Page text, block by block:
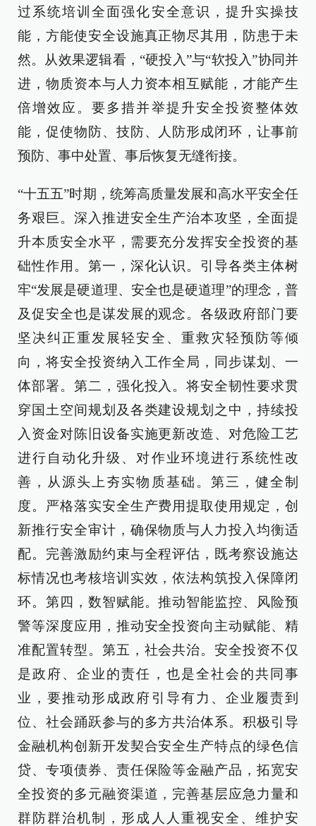
过系统培训全面强化安全意识，提升实操技
能，方能使安全设施真正物尽其用，防患于未
然。从效果逻辑看，“硬投入”与“软投入”协同并
进，物质资本与人力资本相互赋能，才能产生
倍增效应。要多措并举提升安全投资整体效
能，促使物防、技防、人防形成闭环，让事前
预防、事中处置、事后恢复无缝衔接。
“十五五”时期，统筹高质量发展和高水平安全任
务艰巨。深入推进安全生产治本攻坚，全面提
升本质安全水平，需要充分发挥安全投资的基
础性作用。第一，深化认识。引导各类主体树
牢“发展是硬道理、安全也是硬道理”的理念，普
及促安全也是谋发展的观念。各级政府部门要
坚决纠正重发展轻安全、重救灾轻预防等倾
向，将安全投资纳入工作全局，同步谋划、一
体部署。第二，强化投入。将安全韧性要求贯
穿国土空间规划及各类建设规划之中，持续投
入资金对陈旧设备实施更新改造、对危险工艺
进行自动化升级、对作业环境进行系统性改
善，从源头上夯实物质基础。第三，健全制
度。严格落实安全生产费用提取使用规定，创
新推行安全审计，确保物质与人力投入均衡适
配。完善激励约束与全程评估，既考察设施达
标情况也考核培训实效，依法构筑投入保障闭
环。第四，数智赋能。推动智能监控、风险预
警等深度应用，推动安全投资向主动赋能、精
准配置转型。第五，社会共治。安全投资不仅
是政府、企业的责任，也是全社会的共同事
业，要推动形成政府引导有力、企业履责到
位、社会踊跃参与的多方共治体系。积极引导
金融机构创新开发契合安全生产特点的绿色信
贷、专项债券、责任保险等金融产品，拓宽安
全投资的多元融资渠道，完善基层应急力量和
群防群治机制，形成人人重视安全、维护安